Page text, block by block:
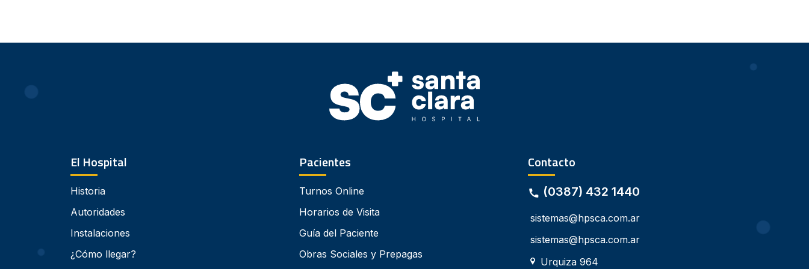
El Hospital
Historia
Autoridades
Instalaciones
¿Cómo llegar?
Pacientes
Turnos Online
Horarios de Visita
Guía del Paciente
Obras Sociales y Prepagas
Contacto
(0387) 432 1440
sistemas@hpsca.com.ar
sistemas@hpsca.com.ar
Urquiza 964